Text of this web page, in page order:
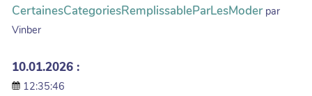
CertainesCategoriesRemplissableParLesModer par
Vinber
10.01.2026 :
12:35:46